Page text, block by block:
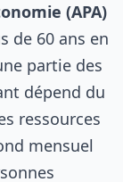
(APA)
de 60 ans en
partie des
dépend du
ressources
mensuel